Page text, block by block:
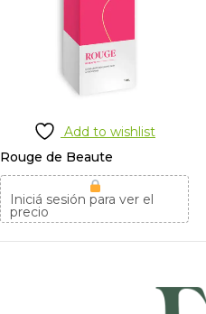
Add to wishlist
Rouge de Beaute
Iniciá sesión para ver el
precio